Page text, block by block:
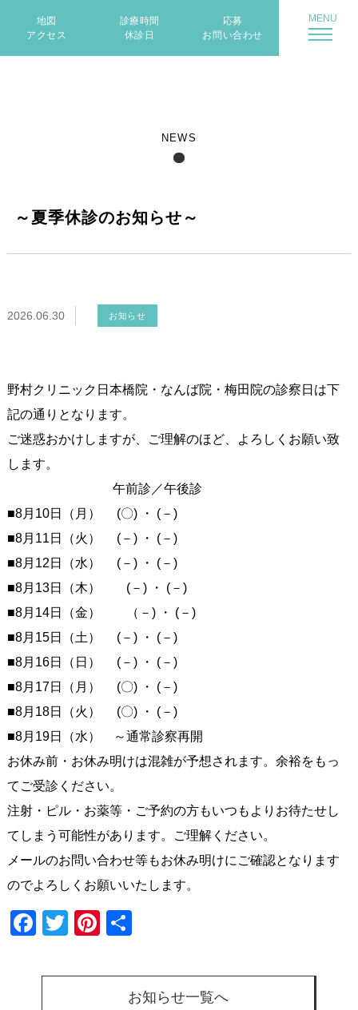
地図
アクセス
診療時間
休診日
応募
お問い合わせ
～夏季休診のお知らせ～
NEWS
2026.06.30 お知らせ
野村クリニック日本橋院・なんば院・梅田院の診察日は下
記の通りとなります。
ご迷惑おかけしますが、ご理解のほど、よろしくお願い致
します。
午前診／午後診
■8月10日（月） (〇) ・ (－)
■8月11日（火） (－) ・ (－)
■8月12日（水） (－) ・ (－)
■8月13日（木） (－) ・ (－)
■8月14日（金） （－) ・ (－)
■8月15日（土） (－) ・ (－)
■8月16日（日） (－) ・ (－)
■8月17日（月） (〇) ・ (－)
■8月18日（火） (〇) ・ (－)
■8月19日（水） ～通常診察再開
お休み前・お休み明けは混雑が予想されます。余裕をもっ
てご受診ください。
注射・ピル・お薬等・ご予約の方もいつもよりお待たせし
てしまう可能性があります。ご理解ください。
メールのお問い合わせ等もお休み明けにご確認となります
のでよろしくお願いいたします。
Facebook
TwitterPinterest
お知らせ一覧へ